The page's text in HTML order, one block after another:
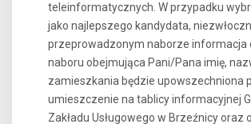
teleinformatycznych. W przypadku
jako najlepszego kandydata,
przeprowadzonym naborze informacja
naboru obejmująca Pani/Pana imię,
zamieszkania będzie upowszechniona
umieszczenie na tablicy informacyjnej
Zakładu Usługowego w Brzeźnicy oraz